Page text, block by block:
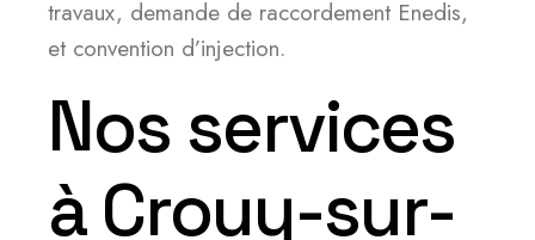
travaux, demande de raccordement Enedis,
et convention d’injection.
Nos services
à Crouy-sur-